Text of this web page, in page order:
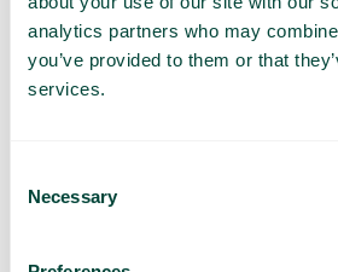
analytics partners who may
you’ve provided to them or that
services.
Selection
Necessary
en stor anledning till att vi
kunder. Vår kontaktperson
Telavox är helt outstanding!
HRM.